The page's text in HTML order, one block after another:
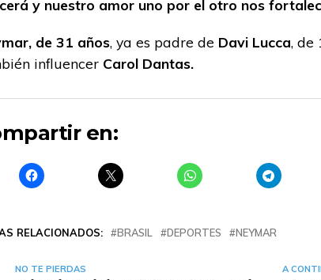
y nuestro amor uno por el otro nos
de 31 años, ya es padre de Davi Lucca, de
influencer Carol Dantas.
en:
RELACIONADOS: BRASIL DEPORTES NEYMAR
A
NO TE PIERDAS